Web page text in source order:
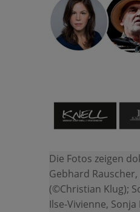
Die Fotos zeigen
Gebhard
(©Christian Klug);
Ilse-Vivienne,